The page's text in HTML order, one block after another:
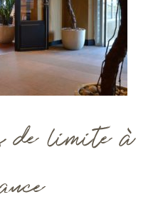
limite à